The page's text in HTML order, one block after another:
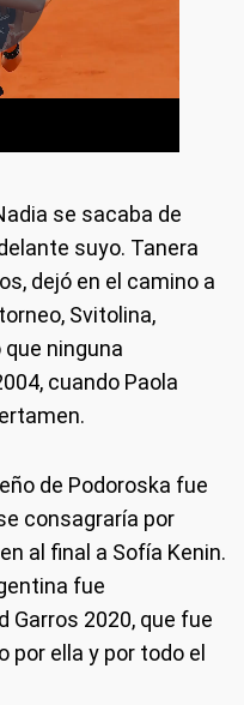
se sacaba de
suyo. Tanera
dejó en el camino a
Svitolina,
ninguna
cuando Paola
de Podoroska fue
consagraría por
al final a Sofía Kenin.
fue
Garros 2020, que fue
por ella y por todo el